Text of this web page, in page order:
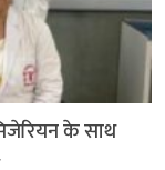
के साथ